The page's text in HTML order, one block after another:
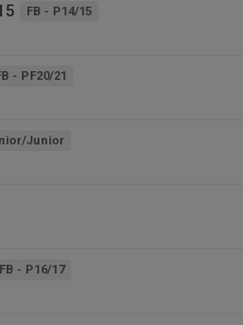
FB - P14/15
- PF20/21
Junior
FB - P16/17